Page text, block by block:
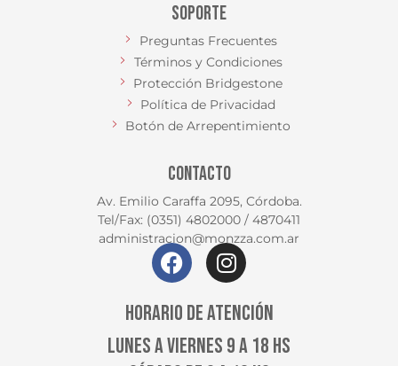
SOPORTE
Preguntas Frecuentes
Términos y Condiciones
Protección Bridgestone
Política de Privacidad
Botón de Arrepentimiento
CONTACTO
Av. Emilio Caraffa 2095, Córdoba.
Tel/Fax: (0351) 4802000 / 4870411
administracion@monzza.com.ar
HORARIO DE ATENCIÓN
LUNES A VIERNES 9 A 18 HS